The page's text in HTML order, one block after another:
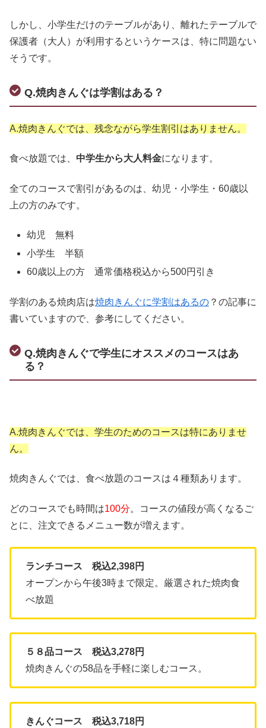
しかし、小学生だけのテーブルがあり、離れたテーブルで
保護者（大人）が利用するというケースは、特に問題ない
そうです。
Q.焼肉きんぐは学割はある？
A.焼肉きんぐでは、残念ながら学生割引はありません。
食べ放題では、 中学生から大人料金になります。
全てのコースで割引があるのは、幼児・小学生・60歳以
上の方のみです。
幼児 無料
小学生 半額
60歳以上の方 通常価格税込から500円引き
学割のある焼肉店は焼肉きんぐに学割はあるの ？の記事に
書いていますので、参考にしてください。
Q.焼肉きんぐで学生にオススメのコースはあ
る？
A.焼肉きんぐでは、学生のためのコースは特にありませ
ん。
焼肉きんぐでは、食べ放題のコースは４種類あります。
どのコースでも時間は100分。コースの値段が高くなるご
とに、注文できるメニュー数が増えます。
ランチコース 税込2,398円
オープンから午後3時まで限定。厳選された焼肉食
べ放題
５８品コース 税込3,278円
焼肉きんぐの58品を手軽に楽しむコース。
きんぐコース 税込3,718円